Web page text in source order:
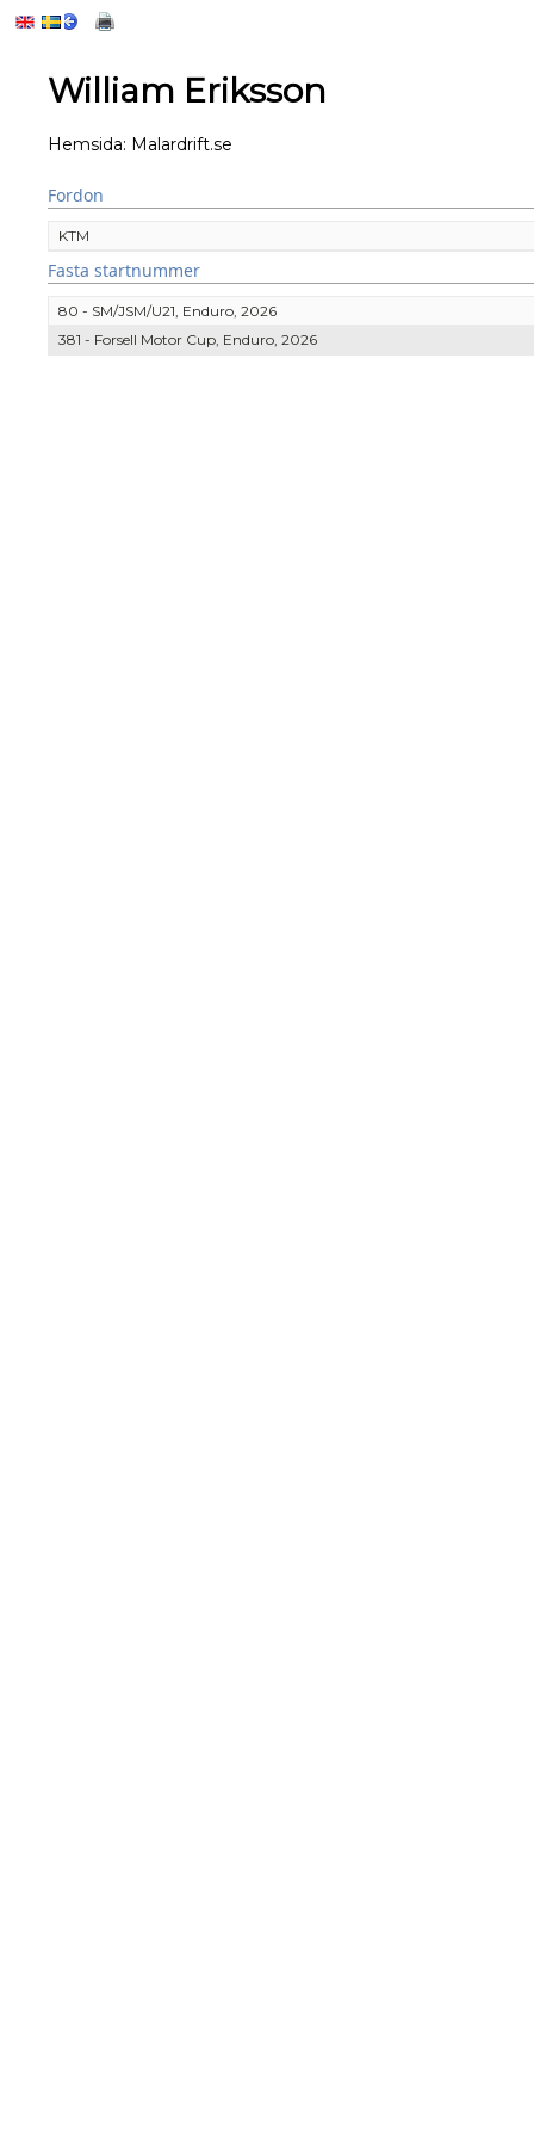
William Eriksson
Hemsida: Malardrift.se
Fordon
KTM
Fasta startnummer
80 - SM/JSM/U21, Enduro, 2026
381 - Forsell Motor Cup, Enduro, 2026